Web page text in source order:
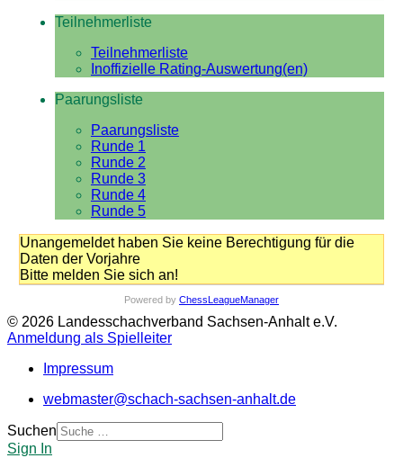
Teilnehmerliste
Teilnehmerliste
Inoffizielle Rating-Auswertung(en)
Paarungsliste
Paarungsliste
Runde 1
Runde 2
Runde 3
Runde 4
Runde 5
Unangemeldet haben Sie keine Berechtigung für die
Daten der Vorjahre
Bitte melden Sie sich an!
Powered by ChessLeagueManager
© 2026 Landesschachverband Sachsen-Anhalt e.V.
Anmeldung als Spielleiter
Impressum
webmaster@schach-sachsen-anhalt.de
Suchen
Sign In